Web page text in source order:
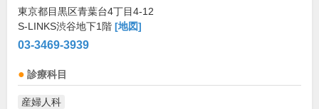
東京都目黒区青葉台4丁目4-12
S-LINKS渋谷地下1階 [地図]
03-3469-3939
診療科目
産婦人科